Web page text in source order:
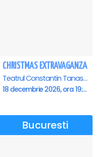
CHRISTMAS EXTRAVAGANZA
Teatrul Constantin Tanase - Sala Savoy, Bucuresti
18 decembrie 2026, ora 19:00
Bucuresti